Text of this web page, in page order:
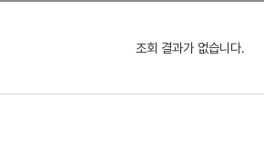
조회 결과가 없습니다.